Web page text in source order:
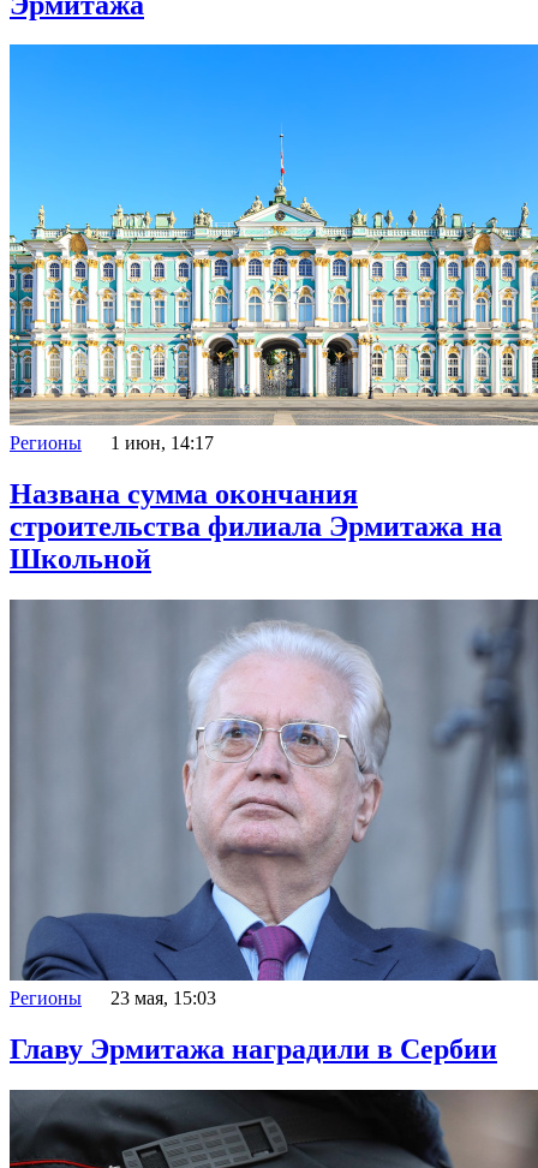
Регионы 1 июн, 14:17
Названа сумма окончания
строительства филиала Эрмитажа на
Школьной
Регионы 23 мая, 15:03
Главу Эрмитажа наградили в Сербии